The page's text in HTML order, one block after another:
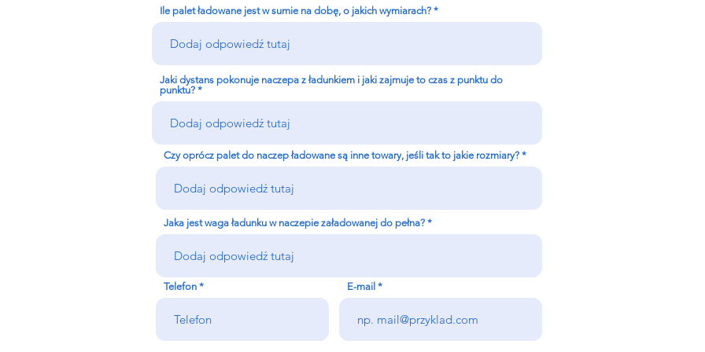
Ile palet ładowane jest w sumie na dobę, o jakich wymiarach?
Jaki dystans pokonuje naczepa z ładunkiem i jaki zajmuje to czas z punktu do
punktu?
Czy oprócz palet do naczep ładowane są inne towary, jeśli tak to jakie rozmiary?
Jaka jest waga ładunku w naczepie załadowanej do pełna?
Telefon E-mail